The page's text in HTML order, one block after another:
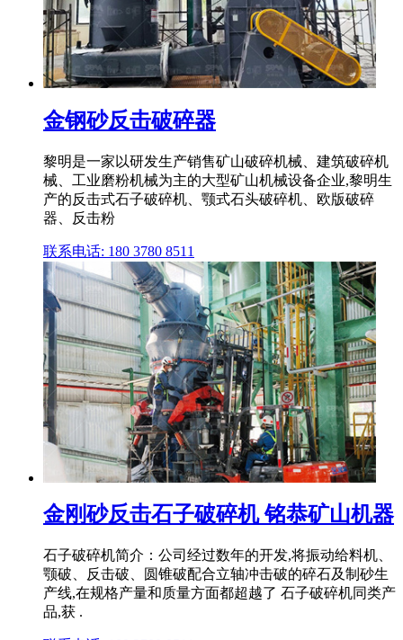
金钢砂反击破碎器
黎明是一家以研发生产销售矿山破碎机械、建筑破碎机
械、工业磨粉机械为主的大型矿山机械设备企业,黎明生
产的反击式石子破碎机、颚式石头破碎机、欧版破碎
器、反击粉
联系电话: 180 3780 8511
金刚砂反击石子破碎机 铭恭矿山机器
石子破碎机简介：公司经过数年的开发,将振动给料机、
颚破、反击破、圆锥破配合立轴冲击破的碎石及制砂生
产线,在规格产量和质量方面都超越了 石子破碎机同类产
品,获 .